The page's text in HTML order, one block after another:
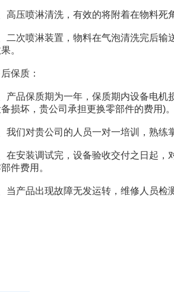
压喷淋清洗，有效的将附着在物料死角
次喷淋装置，物料在气泡清洗完后输
。
质：
品保质期为一年，保质期内设备电机
损坏，贵公司承担更换零部件的费用)。
们对贵公司的人员一对一培训，熟练掌
安装调试完，设备验收交付之日起，
件费用。
产品出现故障无发运转，维修人员检